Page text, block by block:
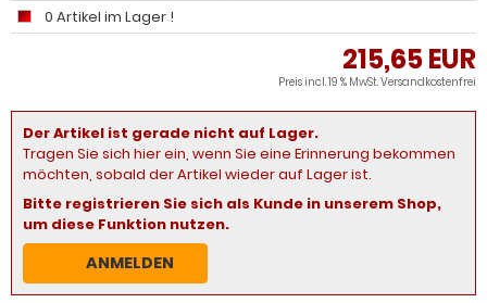
0 Artikel im Lager !
215,65 EUR
Preis incl. 19 % MwSt.Versandkostenfrei
Der Artikel ist gerade nicht auf Lager.
Tragen Sie sich hier ein, wenn Sie eine Erinnerung bekommen
möchten, sobald der Artikel wieder auf Lager ist.
Bitte registrieren Sie sich als Kunde in unserem Shop,
um diese Funktion nutzen.
ANMELDEN